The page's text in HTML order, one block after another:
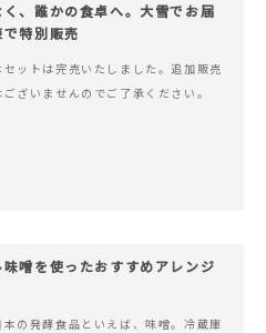
く、誰かの食卓へ。大雪でお届
特別販売
セットは完売いたしました。追加販売
ございませんのでご了承ください。
噌を使ったおすすめアレンジ
本の発酵食品といえば、味噌。冷蔵庫